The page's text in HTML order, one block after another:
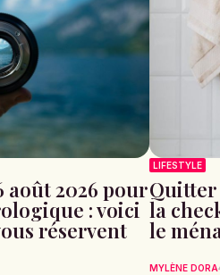
août 2026 pour
: voici
réservent
LIFESTYLE
Quitter
la
le
MYLÈNE DORA